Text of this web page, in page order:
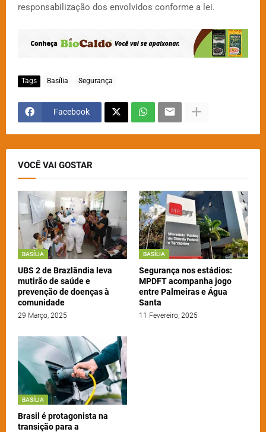
responsabilização dos envolvidos conforme a lei.
Tags Basília Segurança
Facebook
VOCÊ VAI GOSTAR
BASÍLIA
UBS 2 de Brazlândia leva
mutirão de saúde e
prevenção de doenças à
comunidade
29 Março, 2025
BASÍLIA
Segurança nos estádios:
MPDFT acompanha jogo
entre Palmeiras e Água
Santa
11 Fevereiro, 2025
BASÍLIA
Brasil é protagonista na
transição para a